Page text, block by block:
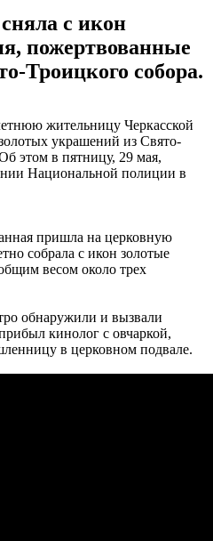
с икон
пожертвованные
Троицкого собора.
жительницу Черкасской
украшений из Свято-
этом в пятницу, 29 мая,
Национальной полиции в
пришла на церковную
собрала с икон золотые
весом около трех
обнаружили и вызвали
кинолог с овчаркой,
в церковном подвале.